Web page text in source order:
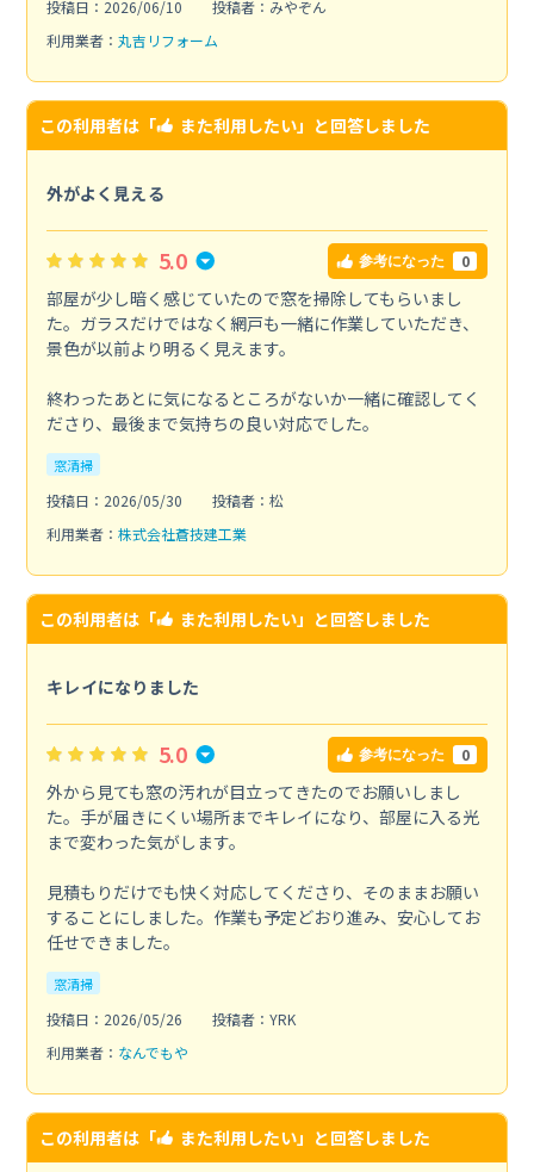
投稿日：2026/06/10
投稿者：みやぞん
利用業者： 丸吉リフォーム
この利用者は「 また利用したい」と回答しました
外がよく見える
5.0 参考になった 0
部屋が少し暗く感じていたので窓を掃除してもらいまし
た。ガラスだけではなく網戸も一緒に作業していただき、
景色が以前より明るく見えます。
終わったあとに気になるところがないか一緒に確認してく
ださり、最後まで気持ちの良い対応でした。
窓清掃
投稿日：2026/05/30
投稿者：松
利用業者： 株式会社蒼技建工業
この利用者は「 また利用したい」と回答しました
キレイになりました
5.0 参考になった 0
外から見ても窓の汚れが目立ってきたのでお願いしまし
た。手が届きにくい場所までキレイになり、部屋に入る光
まで変わった気がします。
見積もりだけでも快く対応してくださり、そのままお願い
することにしました。作業も予定どおり進み、安心してお
任せできました。
窓清掃
投稿日：2026/05/26
投稿者：YRK
利用業者： なんでもや
この利用者は「 また利用したい」と回答しました